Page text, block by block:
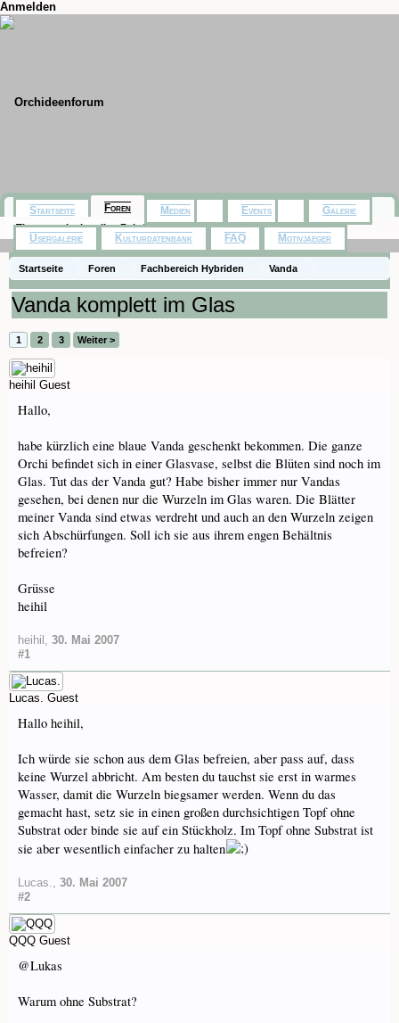
Anmelden
Startseite Foren Fachbereich Hybriden Vanda
Vanda komplett im Glas
1 2 3 Weiter >
heihil Guest
Hallo,
habe kürzlich eine blaue Vanda geschenkt bekommen. Die ganze
Orchi befindet sich in einer Glasvase, selbst die Blüten sind noch im
Glas. Tut das der Vanda gut? Habe bisher immer nur Vandas
gesehen, bei denen nur die Wurzeln im Glas waren. Die Blätter
meiner Vanda sind etwas verdreht und auch an den Wurzeln zeigen
sich Abschürfungen. Soll ich sie aus ihrem engen Behältnis
befreien?
Grüsse
heihil
heihil , 30. Mai 2007
#1
Lucas. Guest
Hallo heihil,
Ich würde sie schon aus dem Glas befreien, aber pass auf, dass
keine Wurzel abbricht. Am besten du tauchst sie erst in warmes
Wasser, damit die Wurzeln biegsamer werden. Wenn du das
gemacht hast, setz sie in einen großen durchsichtigen Topf ohne
Substrat oder binde sie auf ein Stückholz. Im Topf ohne Substrat ist
sie aber wesentlich einfacher zu halten
Lucas., 30. Mai 2007
#2
QQQ Guest
@Lukas
Warum ohne Substrat?
Startseite Foren
Themen mit aktuellen Beiträgen
Medien Events Galerie
Usergalerie Kulturdatenbank FAQ Motivjaeger